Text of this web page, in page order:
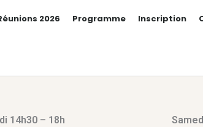
2026 Programme Inscription
14h30 – 18h